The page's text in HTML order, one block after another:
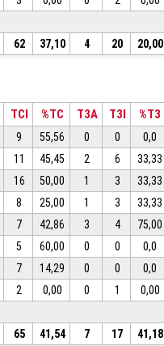
62 37,10 4 20 20,00
TCI %TC T3A T3I %T3
9 55,56 0 0 0,0
11 45,45 2 6 33,33
16 50,00 1 3 33,33
8 25,00 1 3 33,33
7 42,86 3 4 75,00
5 60,00 0 0 0,0
7 14,29 0 0 0,0
2 0,00 0 1 0,00
65 41,54 7 17 41,18